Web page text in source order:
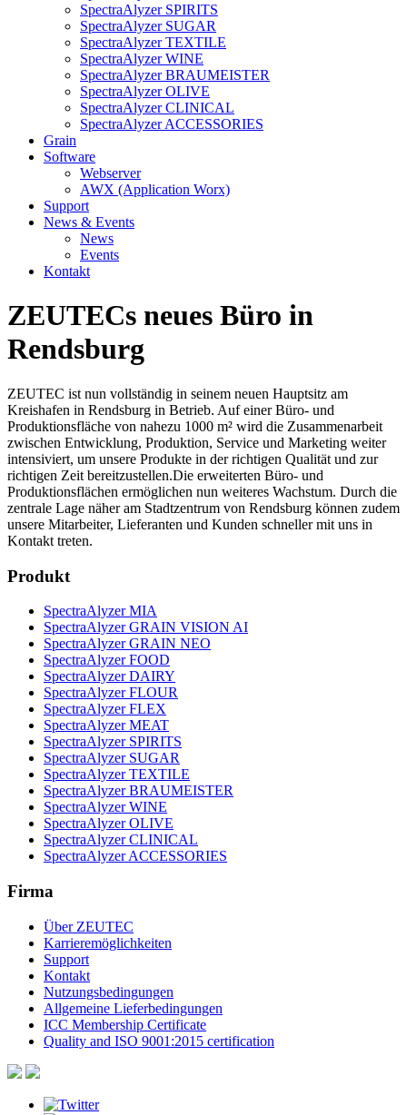
SpectraAlyzer SPIRITS
SpectraAlyzer SUGAR
SpectraAlyzer TEXTILE
SpectraAlyzer WINE
SpectraAlyzer BRAUMEISTER
SpectraAlyzer OLIVE
SpectraAlyzer CLINICAL
SpectraAlyzer ACCESSORIES
Grain
Software
Webserver
AWX (Application Worx)
Support
News & Events
News
Events
Kontakt
ZEUTECs neues Büro in
Rendsburg
ZEUTEC ist nun vollständig in seinem neuen Hauptsitz am
Kreishafen in Rendsburg in Betrieb. Auf einer Büro- und
Produktionsfläche von nahezu 1000 m² wird die Zusammenarbeit
zwischen Entwicklung, Produktion, Service und Marketing weiter
intensiviert, um unsere Produkte in der richtigen Qualität und zur
richtigen Zeit bereitzustellen.Die erweiterten Büro- und
Produktionsflächen ermöglichen nun weiteres Wachstum. Durch die
zentrale Lage näher am Stadtzentrum von Rendsburg können zudem
unsere Mitarbeiter, Lieferanten und Kunden schneller mit uns in
Kontakt treten.
Produkt
SpectraAlyzer MIA
SpectraAlyzer GRAIN VISION AI
SpectraAlyzer GRAIN NEO
SpectraAlyzer FOOD
SpectraAlyzer DAIRY
SpectraAlyzer FLOUR
SpectraAlyzer FLEX
SpectraAlyzer MEAT
SpectraAlyzer SPIRITS
SpectraAlyzer SUGAR
SpectraAlyzer TEXTILE
SpectraAlyzer BRAUMEISTER
SpectraAlyzer WINE
SpectraAlyzer OLIVE
SpectraAlyzer CLINICAL
SpectraAlyzer ACCESSORIES
Firma
Über ZEUTEC
Karrieremöglichkeiten
Support
Kontakt
Nutzungsbedingungen
Allgemeine Lieferbedingungen
ICC Membership Certificate
Quality and ISO 9001:2015 certification